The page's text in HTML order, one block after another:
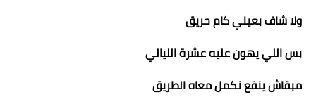
ولا شاف بعيني كام حريق
بس اللي يهون عليه عشرة الليالي
مبقاش ينفع نكمل معاه الطريق